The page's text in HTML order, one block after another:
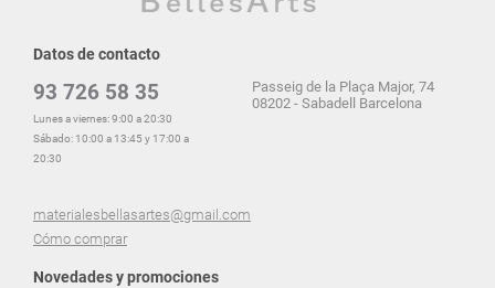
Datos de contacto
93 726 58 35
Lunes a viernes: 9:00 a 20:30
Sábado: 10:00 a 13:45 y 17:00 a
20:30
materialesbellasartes@gmail.com
Cómo comprar
Passeig de la Plaça Major, 74
08202 - Sabadell Barcelona
Novedades y promociones